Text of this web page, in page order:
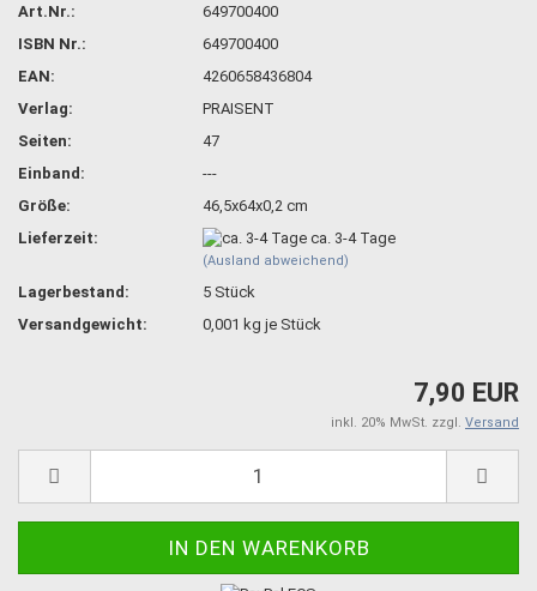
Art.Nr.:
649700400
ISBN Nr.:
649700400
EAN:
4260658436804
Verlag:
PRAISENT
Seiten:
47
Einband:
---
Größe:
46,5x64x0,2 cm
Lieferzeit:
ca. 3-4 Tage
(Ausland abweichend)
Lagerbestand: 5 Stück
Versandgewicht:
0,001 kg je Stück
7,90 EUR
inkl. 20% MwSt. zzgl. Versand